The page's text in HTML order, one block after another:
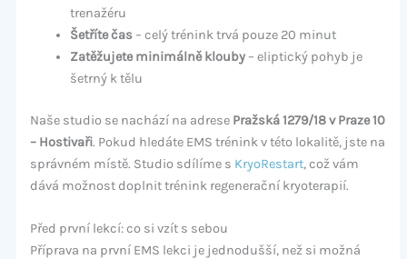
trenažéru
Šetříte čas– celý trénink trvá pouze 20 minut
Zatěžujete minimálně klouby– eliptický pohyb je
šetrný k tělu
Naše studio se nachází na adrese Pražská 1279/18 v Praze 10
– Hostivaři. Pokud hledáte EMS trénink v této lokalitě, jste na
správném místě. Studio sdílíme s KryoRestart, což vám
dává možnost doplnit trénink regenerační kryoterapií.
Před první lekcí: co si vzít s sebou
Příprava na první EMS lekci je jednodušší, než si možná